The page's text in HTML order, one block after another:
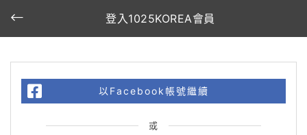
登入1025KOREA會員
以Facebook帳號繼續
或